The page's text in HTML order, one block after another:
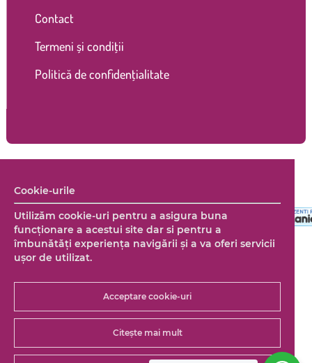
Contact
Termeni și condiții
Politică de confidențialitate
Creare magazin online
Cookie-urile
Utilizăm cookie-uri pentru a asigura buna
funcționare a acestui site dar si pentru a
îmbunătăţi experienţa navigării şi a va oferi servicii
uşor de utilizat.
Acceptare cookie-uri
Citește mai mult